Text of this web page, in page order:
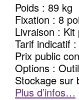
Poids : 89 kg
Fixation : 8
Livraison :
Tarif indicatif
Prix public
Options :
Stockage sur
Plus d’infos…